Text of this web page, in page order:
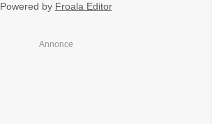
Powered by Froala Editor